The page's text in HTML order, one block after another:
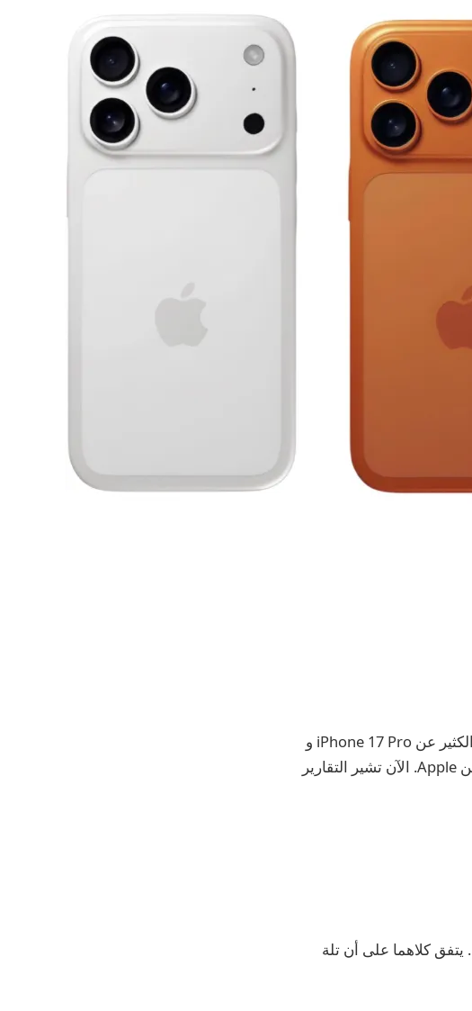
في وقت سابق من هذا الأسبوع ، قمنا بالإبلاغ عن أنه على الرغم من معرفة الكثير عن iPhone 17 Pro و
Pro Max ، لا يزال هناك لغز تصميم رئيسي يدخل حدث “Awe Dropping” من Apple. الآن تشير التقارير
كانت هناك شائعات متنافسة حول تصميم ظهور iPhone 17 Pro و Pro Max. يتفق كلاهما على أن تلة